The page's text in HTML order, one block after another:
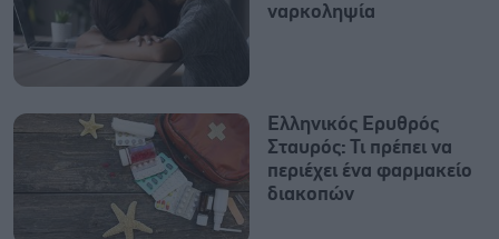
ναρκοληψία
Ελληνικός Ερυθρός
Σταυρός: Τι πρέπει να
περιέχει ένα φαρμακείο
διακοπών